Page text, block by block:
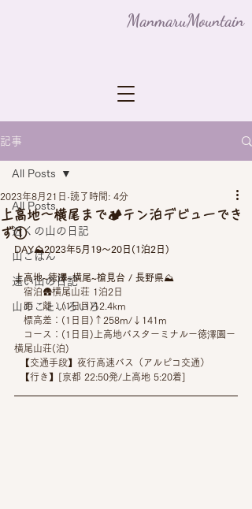
ManmaruMountain
記事
All Posts
近くの山の日記
山ごはん
遠い山の日記
山のこといろいろ
All Posts
上高地〜横尾まで🏕テン泊デビューでき
ず①
2023年8月21日 読了時間: 4分
DAY⛰️2023年5月19〜20日(1泊2日)
上高地~徳澤~横尾~槍見台 / 長野県⛰
宿泊🛖横尾山荘 1泊2日
距　離：(1日目)12.4km
標高差：(1日目)↑258m/↓141m
コース：(1日目)上高地バスターミナルー徳澤園ー
横尾山荘(泊)
  【交通手段】夜行高速バス（アルピコ交通）
  【行き】[京都 22:50発/上高地 5:20着]